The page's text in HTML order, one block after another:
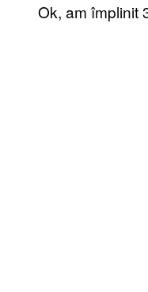
Ok, am împlinit